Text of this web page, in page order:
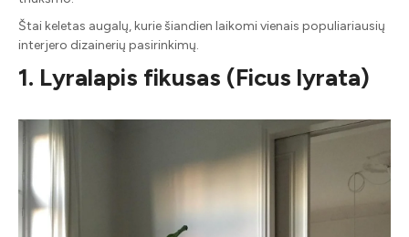
Štai keletas augalų, kurie šiandien laikomi vienais populiariausių
interjero dizainerių pasirinkimų.
1. Lyralapis fikusas (Ficus lyrata)